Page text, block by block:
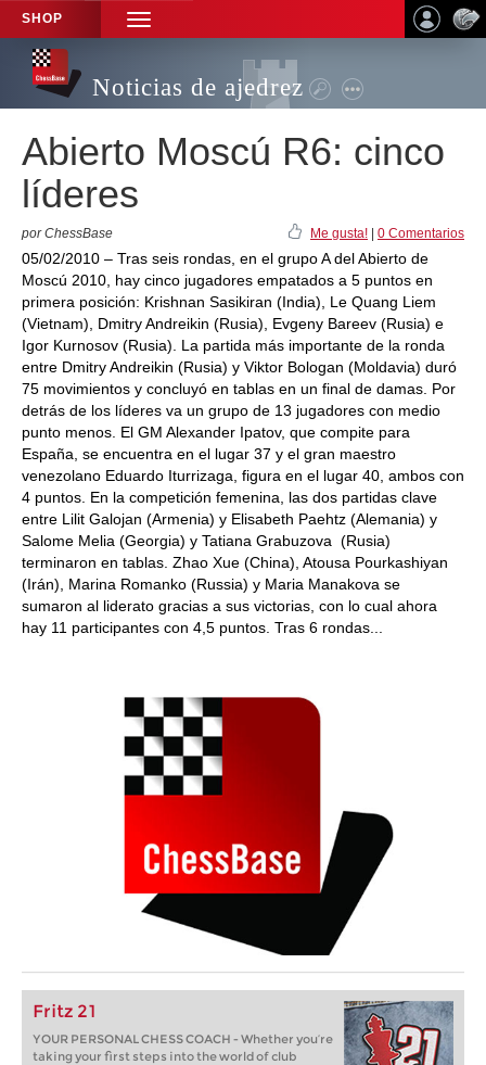
SHOP
TOGGLE
NAVIGATION
Noticias de ajedrez
Abierto Moscú R6: cinco
líderes
por ChessBase Me gusta! 0 Comentarios
05/02/2010 – Tras seis rondas, en el grupo A del Abierto de
Moscú 2010, hay cinco jugadores empatados a 5 puntos en
primera posición: Krishnan Sasikiran (India), Le Quang Liem
(Vietnam), Dmitry Andreikin (Rusia), Evgeny Bareev (Rusia) e
Igor Kurnosov (Rusia). La partida más importante de la ronda
entre Dmitry Andreikin (Rusia) y Viktor Bologan (Moldavia) duró
75 movimientos y concluyó en tablas en un final de damas. Por
detrás de los líderes va un grupo de 13 jugadores con medio
punto menos. El GM Alexander Ipatov, que compite para
España, se encuentra en el lugar 37 y el gran maestro
venezolano Eduardo Iturrizaga, figura en el lugar 40, ambos con
4 puntos. En la competición femenina, las dos partidas clave
entre Lilit Galojan (Armenia) y Elisabeth Paehtz (Alemania) y
Salome Melia (Georgia) y Tatiana Grabuzova (Rusia)
terminaron en tablas. Zhao Xue (China), Atousa Pourkashiyan
(Irán), Marina Romanko (Russia) y Maria Manakova se
sumaron al liderato gracias a sus victorias, con lo cual ahora
hay 11 participantes con 4,5 puntos. Tras 6 rondas...
Fritz 21
YOUR PERSONAL CHESS COACH - Whether you’re
taking your first steps into the world of club